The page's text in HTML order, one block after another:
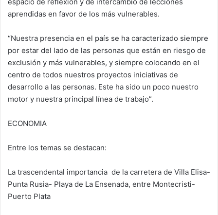
aprendidas en favor de los más vulnerables.
“Nuestra presencia en el país se ha caracterizado siempre
por estar del lado de las personas que están en riesgo de
exclusión y más vulnerables, y siempre colocando en el
centro de todos nuestros proyectos iniciativas de
desarrollo a las personas. Este ha sido un poco nuestro
motor y nuestra principal línea de trabajo”.
ECONOMIA
Entre los temas se destacan:
La trascendental importancia de la carretera de Villa Elisa-
Punta Rusia- Playa de La Ensenada, entre Montecristi-
Puerto Plata